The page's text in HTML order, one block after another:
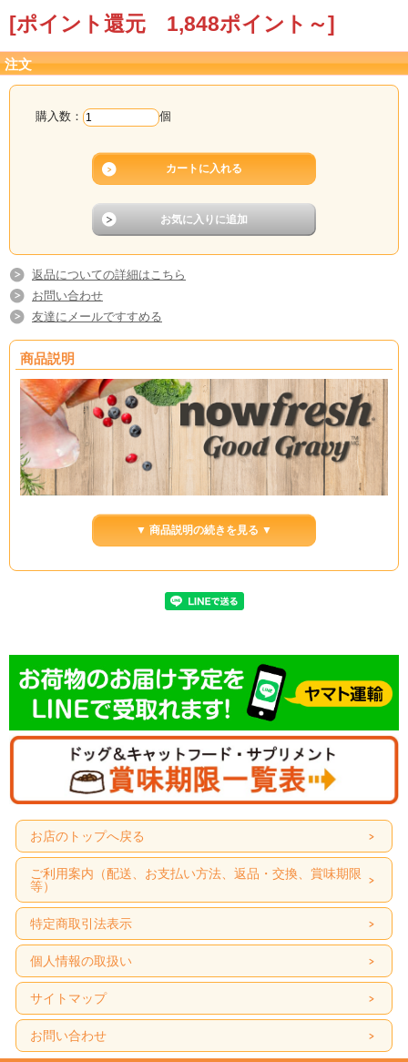
[ポイント還元 1,848ポイント～]
注文
購入数： 個
返品についての詳細はこちら
お問い合わせ
友達にメールですすめる
商品説明
商品特長
▼ 商品説明の続きを見る ▼
お店のトップへ戻る
ご利用案内（配送、お支払い方法、返品・交換、賞味期限
等）
特定商取引法表示
個人情報の取扱い
サイトマップ
お問い合わせ